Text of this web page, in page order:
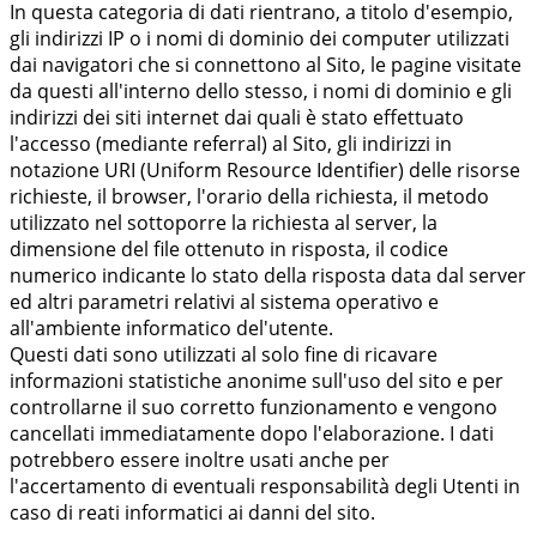
In questa categoria di dati rientrano, a titolo d'esempio,
gli indirizzi IP o i nomi di dominio dei computer utilizzati
dai navigatori che si connettono al Sito, le pagine visitate
da questi all'interno dello stesso, i nomi di dominio e gli
indirizzi dei siti internet dai quali è stato effettuato
l'accesso (mediante referral) al Sito, gli indirizzi in
notazione URI (Uniform Resource Identifier) delle risorse
richieste, il browser, l'orario della richiesta, il metodo
utilizzato nel sottoporre la richiesta al server, la
dimensione del file ottenuto in risposta, il codice
numerico indicante lo stato della risposta data dal server
ed altri parametri relativi al sistema operativo e
all'ambiente informatico del'utente.
Questi dati sono utilizzati al solo fine di ricavare
informazioni statistiche anonime sull'uso del sito e per
controllarne il suo corretto funzionamento e vengono
cancellati immediatamente dopo l'elaborazione. I dati
potrebbero essere inoltre usati anche per
l'accertamento di eventuali responsabilità degli Utenti in
caso di reati informatici ai danni del sito.